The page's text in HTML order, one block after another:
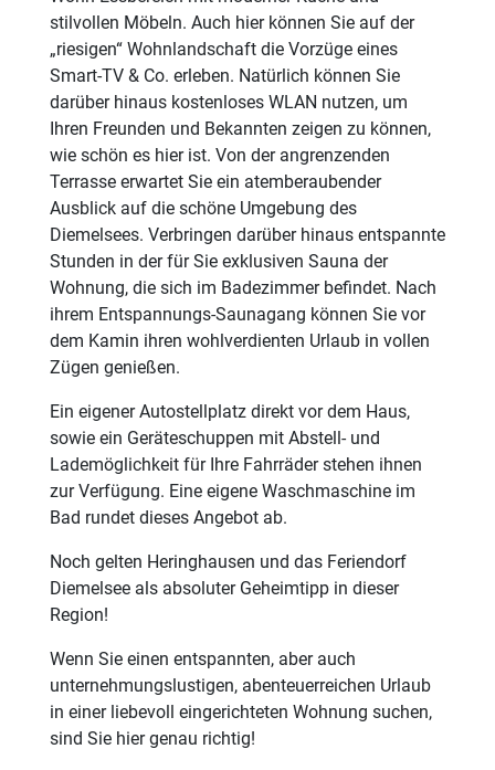
stilvollen Möbeln. Auch hier können Sie auf der
„riesigen“ Wohnlandschaft die Vorzüge eines
Smart-TV & Co. erleben. Natürlich können Sie
darüber hinaus kostenloses WLAN nutzen, um
Ihren Freunden und Bekannten zeigen zu können,
wie schön es hier ist. Von der angrenzenden
Terrasse erwartet Sie ein atemberaubender
Ausblick auf die schöne Umgebung des
Diemelsees. Verbringen darüber hinaus entspannte
Stunden in der für Sie exklusiven Sauna der
Wohnung, die sich im Badezimmer befindet. Nach
ihrem Entspannungs-Saunagang können Sie vor
dem Kamin ihren wohlverdienten Urlaub in vollen
Zügen genießen.
Ein eigener Autostellplatz direkt vor dem Haus,
sowie ein Geräteschuppen mit Abstell- und
Lademöglichkeit für Ihre Fahrräder stehen ihnen
zur Verfügung. Eine eigene Waschmaschine im
Bad rundet dieses Angebot ab.
Noch gelten Heringhausen und das Feriendorf
Diemelsee als absoluter Geheimtipp in dieser
Region!
Wenn Sie einen entspannten, aber auch
unternehmungslustigen, abenteuerreichen Urlaub
in einer liebevoll eingerichteten Wohnung suchen,
sind Sie hier genau richtig!